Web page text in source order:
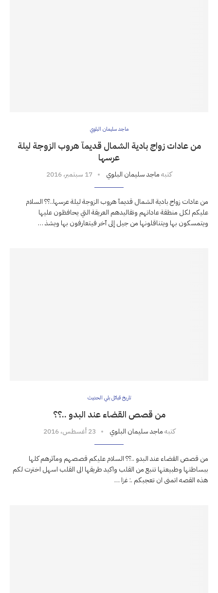
ماجد سليمان البلوي
من عادات زواج بادية الشمال قديمآ هروب الزوجة ليلة
عرسها
كتبهماجد سليمان البلوي 17 سبتمبر، 2016
من عادات زواج بادية الشمال قديمآ هروب الزوجة ليلة عرسها..؟؟ السلام
عليكم لكل منطقة عاداتهم وتقاليدهم العريقة التي يحافظون عليها
ويتمسكون بها ويتناقلونها من جيل إلى آخر فيتعارفون بها ويشذ …
تاريخ قبائل بلي الحديث
من قصص القضاء عند البدو ..؟؟
كتبهماجد سليمان البلوي 23 أغسطس، 2016
من قصص القضاء عند البدو ..؟؟ السلام عليكم قصصهم ومآثرهم كلها
ببساطتها وطبيعتها تنبع من القلب واكيد طريقها الى القلب اسهل اخترت لكم
هذه القصه اتمنى ان تعجبكم .: غزا …